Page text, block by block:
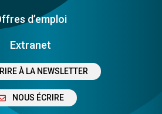
d’emploi
Extranet
À LA NEWSLETTER
NOUS ÉCRIRE